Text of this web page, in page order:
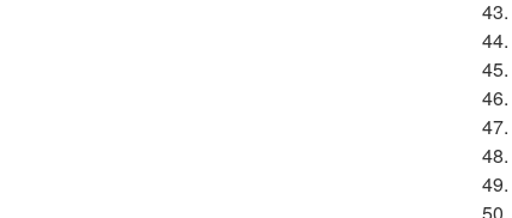
43.
44.
45.
46.
47.
48.
49.